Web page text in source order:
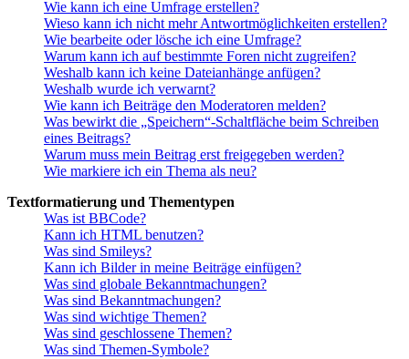
Wie kann ich eine Umfrage erstellen?
Wieso kann ich nicht mehr Antwortmöglichkeiten erstellen?
Wie bearbeite oder lösche ich eine Umfrage?
Warum kann ich auf bestimmte Foren nicht zugreifen?
Weshalb kann ich keine Dateianhänge anfügen?
Weshalb wurde ich verwarnt?
Wie kann ich Beiträge den Moderatoren melden?
Was bewirkt die „Speichern“-Schaltfläche beim Schreiben
eines Beitrags?
Warum muss mein Beitrag erst freigegeben werden?
Wie markiere ich ein Thema als neu?
Textformatierung und Thementypen
Was ist BBCode?
Kann ich HTML benutzen?
Was sind Smileys?
Kann ich Bilder in meine Beiträge einfügen?
Was sind globale Bekanntmachungen?
Was sind Bekanntmachungen?
Was sind wichtige Themen?
Was sind geschlossene Themen?
Was sind Themen-Symbole?